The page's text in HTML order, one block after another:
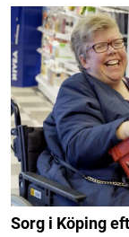
Sorg i Köping